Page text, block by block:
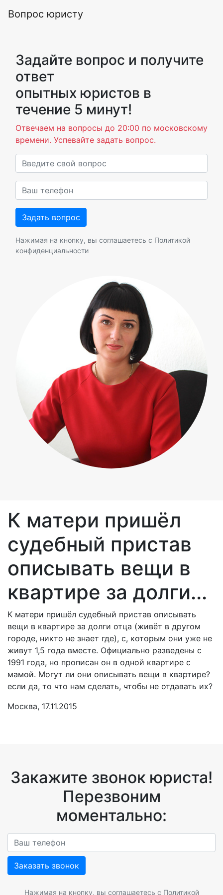
Вопрос юристу
Задайте вопрос и получите
ответ
опытных юристов в
течение 5 минут!
Отвечаем на вопросы до 20:00 по московскому
времени. Успевайте задать вопрос.
Нажимая на кнопку, вы соглашаетесь с Политикой
конфиденциальности
К матери пришёл
судебный пристав
описывать вещи в
квартире за долги...
К матери пришёл судебный пристав описывать
вещи в квартире за долги отца (живёт в другом
городе, никто не знает где), с, которым они уже не
живут 1,5 года вместе. Официально разведены с
1991 года, но прописан он в одной квартире с
мамой. Могут ли они описывать вещи в квартире?
если да, то что нам сделать, чтобы не отдавать их?
Москва, 17.11.2015
Закажите звонок юриста!
Перезвоним
моментально:
Заказать звонок
Нажимая на кнопку, вы соглашаетесь с Политикой